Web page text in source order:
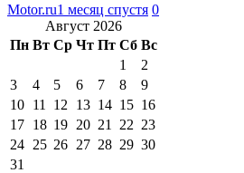
Motor.ru1 месяц спустя 0
Август 2026
Пн Вт Ср Чт Пт Сб Вс
1
2
3
4 5 6 7 8
9
10 11 12 13 14 15 16
17 18 19 20 21 22 23
24 25 26 27 28 29 30
31